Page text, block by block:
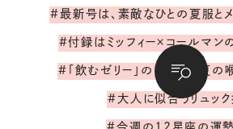
#最新号は、素敵なひとの夏服とメ
#付録はミッフィー×コールマン
#「飲むゼリー」のレシピで夏の
#大人に似合うリュック